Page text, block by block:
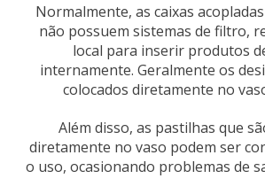
Normalmente, as caixas
não possuem sistemas de filtro,
local para inserir produtos
internamente. Geralmente os
colocados diretamente no
Além disso, as pastilhas que
diretamente no vaso podem ser
o uso, ocasionando problemas de